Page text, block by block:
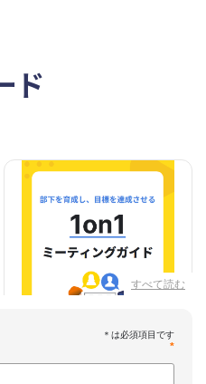
ド
すべて読む
*